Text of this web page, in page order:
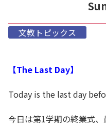
文教トピックス
【The Last Day】
Today is the last day
今日は第1学期の終業式